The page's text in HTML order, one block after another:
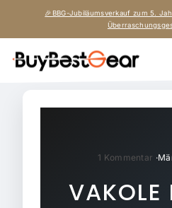
Inhalt
🎉BBG-Jubiläumsverkauf zum 5.
1 Kommentar ·
VAKOLE